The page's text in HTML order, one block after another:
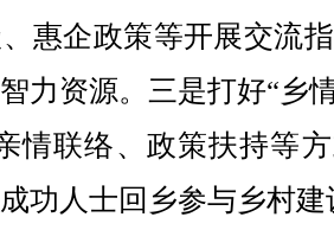
惠企政策等开展交流
力资源。三是打好“乡
情联络、政策扶持等
功人士回乡参与乡村建